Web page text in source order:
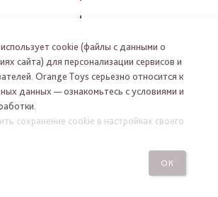
К НАМ
ORANGE-TOYS. Все права защищены
в «Остров свободы» BRANDEXPERT
cookie (файлы с данными о
сайта) для персонализации сервисов и
Orange Toys серьезно относится к
данных — ознакомьтесь с условиями и
сохранение cookie в настройках своего
ОК